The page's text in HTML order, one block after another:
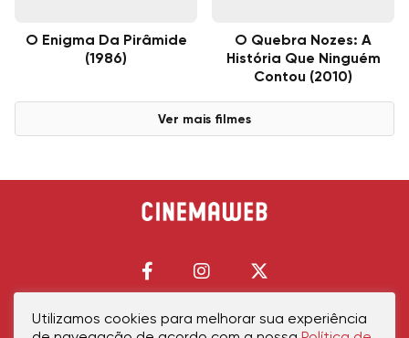
O Enigma Da Pirâmide
(1986)
O Quebra Nozes: A
História Que Ninguém
Contou (2010)
Ver mais filmes
Utilizamos cookies para melhorar sua experiência